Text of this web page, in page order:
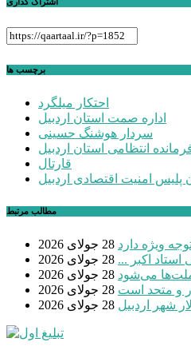
برچسب ها
احتکار میلگرد
اداره صمت استان اردبیل
سردار هوشنگ حسینی
انتظامی استان اردبیل
قارتال
پلیس امنیت اقتصادی اردبیل
مطالب مرتبط
ویژه دارد 28 جولای 2026
استاد اکبر ... 28 جولای 2026
ملت‌ها می‌شود 28 جولای 2026
و متحد است 28 جولای 2026
28 جولای 2026